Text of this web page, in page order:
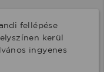
fellépése
kerül
ingyenes